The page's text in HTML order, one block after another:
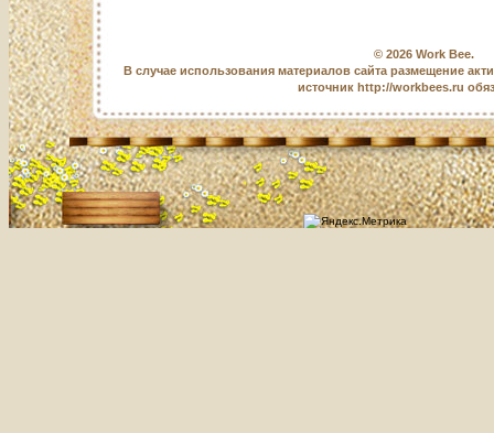
© 2026 Work Bee.
В случае использования материалов сайта размещение
источник http://workbees.ru